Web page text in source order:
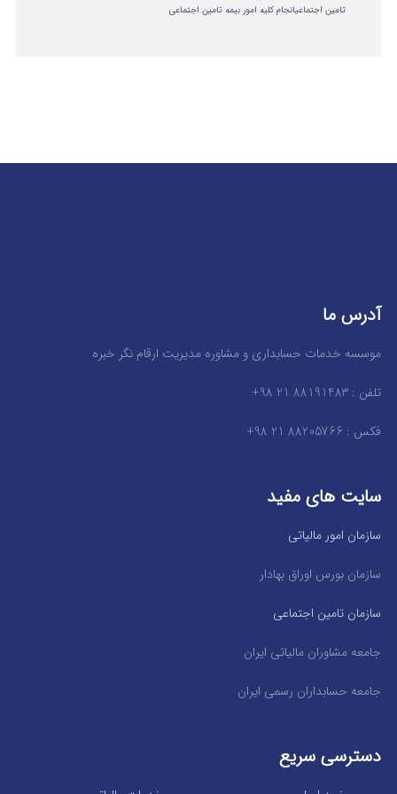
تامین اجتماعیانجام کلیه امور بیمه تامین اجتماعی
آدرس ما
موسسه خدمات حسابداری و مشاوره مدیریت ارقام نگر خبره
تلفن : 88191483 21 98+
فکس : 88205766 21 98+
سایت های مفید
سازمان امور مالیاتی
سازمان بورس اوراق بهادار
سازمان تامین اجتماعی
جامعه مشاوران مالیاتی ایران
جامعه حسابداران رسمی ایران
دسترسی سریع